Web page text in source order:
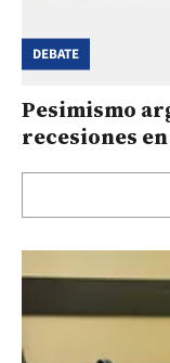
DEBATE
Pesimismo
recesiones en